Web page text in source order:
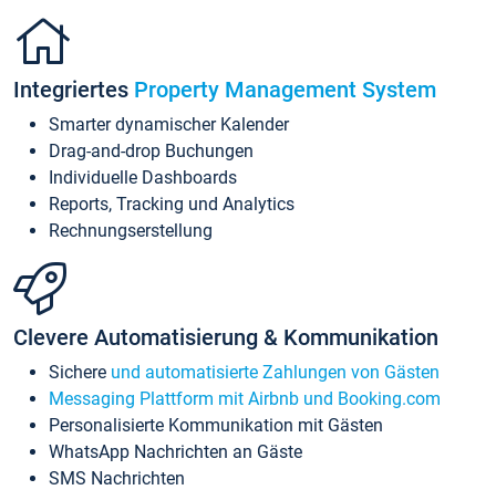
Integriertes Property Management System
Smarter dynamischer Kalender
Drag-and-drop Buchungen
Individuelle Dashboards
Reports, Tracking und Analytics
Rechnungserstellung
Clevere Automatisierung & Kommunikation
Sichere und automatisierte Zahlungen von Gästen
Messaging Plattform mit Airbnb und Booking.com
Personalisierte Kommunikation mit Gästen
WhatsApp Nachrichten an Gäste
SMS Nachrichten